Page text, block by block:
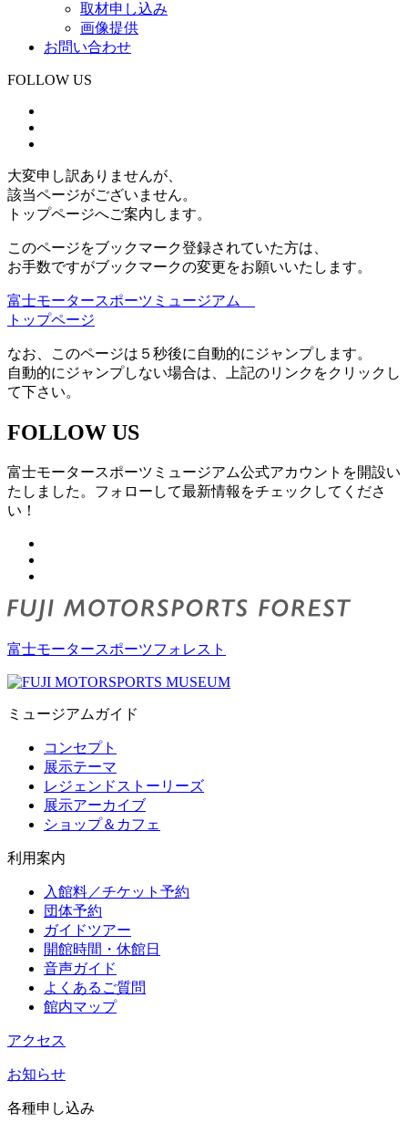
取材申し込み
画像提供
お問い合わせ
FOLLOW US
大変申し訳ありませんが、
該当ページがございません。
トップページへご案内します。
このページをブックマーク登録されていた方は、
お手数ですがブックマークの変更をお願いいたします。
富士モータースポーツミュージアム
トップページ
なお、このページは５秒後に自動的にジャンプします。
自動的にジャンプしない場合は、上記のリンクをクリックし
て下さい。
FOLLOW US
富士モータースポーツミュージアム公式アカウントを開設い
たしました。フォローして最新情報をチェックしてくださ
い！
富士モータースポーツフォレスト
ミュージアムガイド
コンセプト
展示テーマ
レジェンドストーリーズ
展示アーカイブ
ショップ＆カフェ
利用案内
入館料／チケット予約
団体予約
ガイドツアー
開館時間・休館日
音声ガイド
よくあるご質問
館内マップ
アクセス
お知らせ
各種申し込み